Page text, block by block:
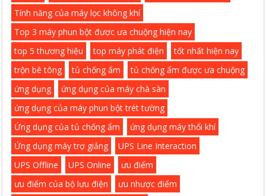
Tính năng của máy lọc không khí
Top 3 máy phun bột được ưa chuộng hiện nay
top 5 thương hiệu
top máy phát điện
tốt nhất hiện nay
trộn bê tông
tủ chống ẩm
tủ chống ẩm được ưa chuộng
ứng dụng
ứng dụng của máy chà sàn
ứng dụng của máy phun bột trét tường
Ứng dụng của tủ chống ẩm
ứng dụng máy thổi khí
Ứng dụng máy trợ giảng
UPS Line Interaction
UPS Offline
UPS Online
ưu điểm
ưu điểm của bộ lưu điện
ưu nhược điểm